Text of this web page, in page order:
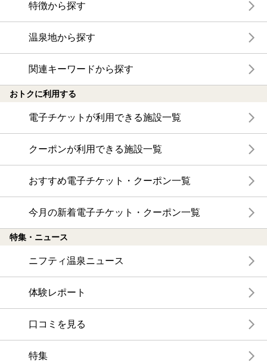
特徴から探す
温泉地から探す
関連キーワードから探す
おトクに利用する
電子チケットが利用できる施設一覧
クーポンが利用できる施設一覧
おすすめ電子チケット・クーポン一覧
今月の新着電子チケット・クーポン一覧
特集・ニュース
ニフティ温泉ニュース
体験レポート
口コミを見る
特集